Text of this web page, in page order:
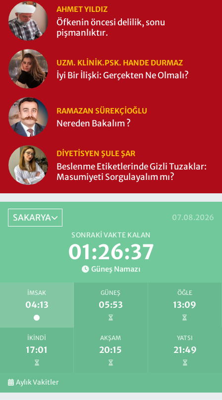
AHMET YILDIZ
Öfkenin öncesi delilik, sonu
pişmanlıktır.
UZM. KLINIK.PSK. HANDE DURMAZ
İyi Bir İlişki: Gerçekten Ne Olmalı?
RAMAZAN SÜREKÇIOĞLU
Nereden Bakalım ?
DIYETISYEN ŞULE ŞAR
Beslenme Etiketlerinde Gizli Tuzaklar:
Masumiyeti Sorgulayalım mı?
SAKARYA 07.08.2026
SONRAKI VAKTE KALAN
01:26:36
Güneş Namazı
İMSAK
04:13
GÜNEŞ
05:53
ÖĞLE
13:09
İKINDI
17:01
AKŞAM
20:15
YATSI
21:49
Aylık Vakitler